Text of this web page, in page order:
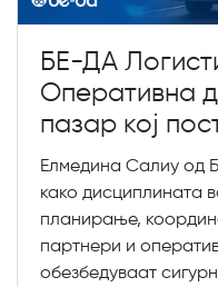
БЕ-ДА
Оперативна
пазар кој
Елмедина Салиу од
како дисциплината
планирање,
партнери и
обезбедуваат